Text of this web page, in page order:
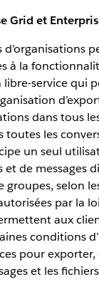
Grid et
d’organisations
à la
libre-service qui
dans tous
toutes les
un seul
et de messages
groupes, selon
par la
aux
conditions
pour exporter,
et les